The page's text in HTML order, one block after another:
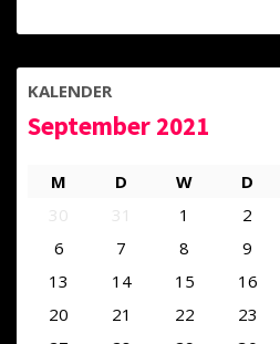
KALENDER
September 2021
M D W D
30
31 1 2
6
7 8 9
13
14 15 16
20
21 22 23